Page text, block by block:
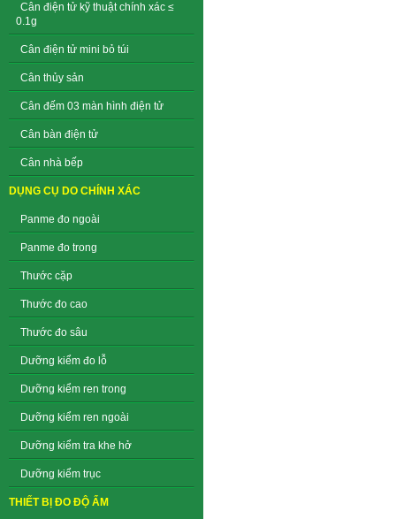
Cân điện tử kỹ thuật chính xác ≤
0.1g
Cân điện tử mini bỏ túi
Cân thủy sản
Cân đếm 03 màn hình điện tử
Cân bàn điện tử
Cân nhà bếp
DỤNG CỤ DO CHÍNH XÁC
Panme đo ngoài
Panme đo trong
Thước cặp
Thước đo cao
Thước đo sâu
Dưỡng kiểm đo lỗ
Dưỡng kiểm ren trong
Dưỡng kiểm ren ngoài
Dưỡng kiểm tra khe hở
Dưỡng kiểm trục
THIẾT BỊ ĐO ĐỘ ẨM